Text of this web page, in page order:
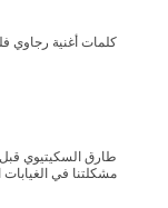
كلمات أغنية رجاوي
طارق السكيتيوي قبل
مشكلتنا في الغيابات